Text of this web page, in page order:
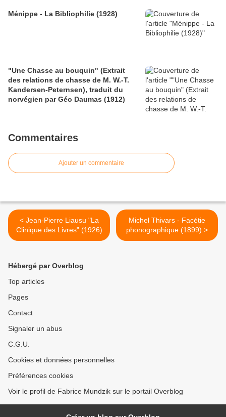
Ménippe - La Bibliophilie (1928)
"Une Chasse au bouquin" (Extrait
des relations de chasse de M. W.-T.
Kandersen-Peternsen), traduit du
norvégien par Géo Daumas (1912)
Commentaires
Ajouter un commentaire
< Jean-Pierre Liausu "La
Clinique des Livres" (1926)
Michel Thivars - Facétie
phonographique (1899) >
Hébergé par Overblog
Top articles
Pages
Contact
Signaler un abus
C.G.U.
Cookies et données personnelles
Préférences cookies
Voir le profil de Fabrice Mundzik sur le portail Overblog